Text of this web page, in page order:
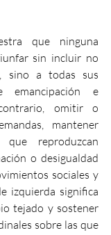
que ninguna
sin incluir no
sino a todas sus
emancipación e
omitir o
mantener
que reproduzcan
o desigualdad
sociales y
izquierda significa
tejado y sostener
sobre las que